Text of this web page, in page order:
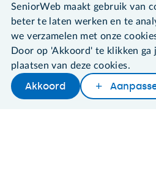
Later lezenDelen
©2026 SeniorWeb
Algemene voorwaarden
Cookies en cookie-instellingen
SeniorWeb maakt gebruik van
beter te laten werken en te
we verzamelen met onze
Door op 'Akkoord' te klikken ga
plaatsen van deze cookies.
Akkoord